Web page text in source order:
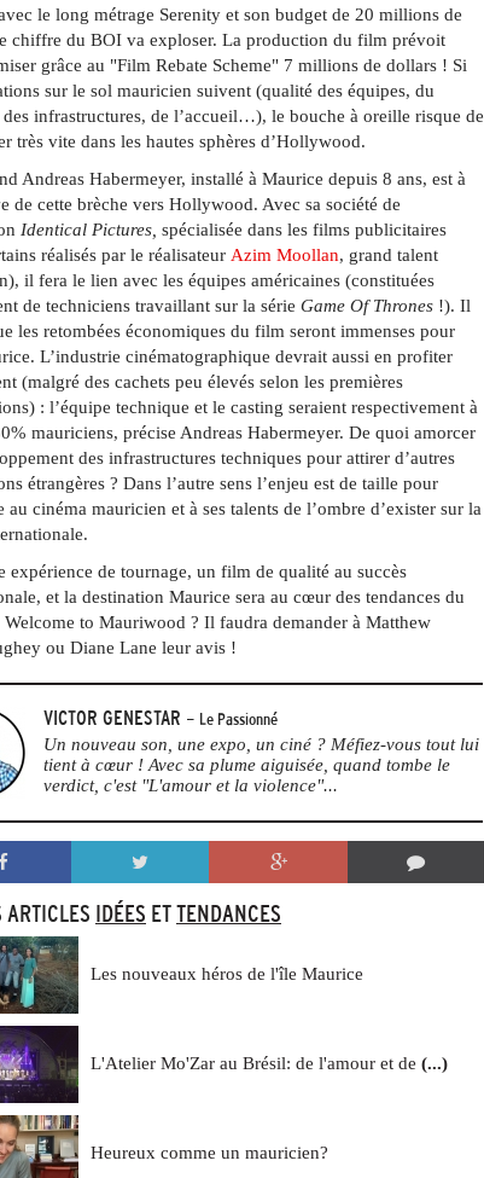
le long métrage Serenity et son budget de 20 millions de
chiffre du BOI va exploser. La production du film prévoit
grâce au "Film Rebate Scheme" 7 millions de dollars ! Si
sur le sol mauricien suivent (qualité des équipes, du
infrastructures, de l’accueil…), le bouche à oreille risque de
très vite dans les hautes sphères d’Hollywood.
Andreas Habermeyer, installé à Maurice depuis 8 ans, est à
de cette brèche vers Hollywood. Avec sa société de
Identical Pictures, spécialisée dans les films publicitaires
réalisés par le réalisateur Azim Moollan, grand talent
il fera le lien avec les équipes américaines (constituées
de techniciens travaillant sur la série Game Of Thrones !). Il
les retombées économiques du film seront immenses pour
L’industrie cinématographique devrait aussi en profiter
(malgré des cachets peu élevés selon les premières
: l’équipe technique et le casting seraient respectivement à
mauriciens, précise Andreas Habermeyer. De quoi amorcer
des infrastructures techniques pour attirer d’autres
étrangères ? Dans l’autre sens l’enjeu est de taille pour
au cinéma mauricien et à ses talents de l’ombre d’exister sur la
expérience de tournage, un film de qualité au succès
et la destination Maurice sera au cœur des tendances du
Welcome to Mauriwood ? Il faudra demander à Matthew
ou Diane Lane leur avis !
VICTOR GENESTAR - Le Passionné
Un nouveau son, une expo, un ciné ? Méfiez-vous tout lui
tient à cœur ! Avec sa plume aiguisée, quand tombe le
verdict, c'est "L'amour et la violence"...
ARTICLES IDÉES ETTENDANCES
Les nouveaux héros de l'île Maurice
L'Atelier Mo'Zar au Brésil: de l'amour et de (...)
Heureux comme un mauricien?